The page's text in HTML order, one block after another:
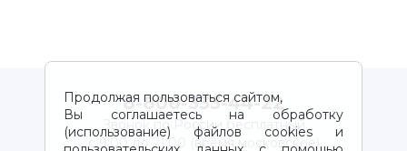
Продолжая пользоваться сайтом,
Вы соглашаетесь на обработку
(использование) файлов cookies и
8-800-333-44-22
Звонок по России бесплатный
с 9:00 до 21:00 (время московское)